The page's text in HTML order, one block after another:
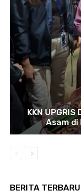
KKN
Asam di
BERITA TERBARU